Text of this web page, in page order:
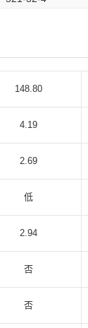
148.80
4.19
2.69
低
2.94
否
否